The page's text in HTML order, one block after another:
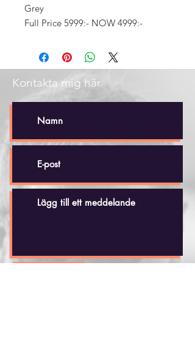
Grey
Full Price 5999:- NOW 4999:-
Kontakta mig här